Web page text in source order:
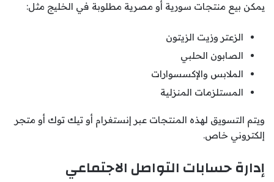
يمكن بيع منتجات سورية أو مصرية مطلوبة في الخليج مثل:
الزعتر وزيت الزيتون
الصابون الحلبي
الملابس والإكسسوارات
المستلزمات المنزلية
ويتم التسويق لهذه المنتجات عبر إنستغرام أو تيك توك أو متجر
إلكتروني خاص.
إدارة حسابات التواصل الاجتماعي